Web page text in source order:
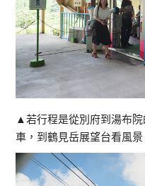
▲若行程是從別府到湯布
車，到鶴見岳展望台看風